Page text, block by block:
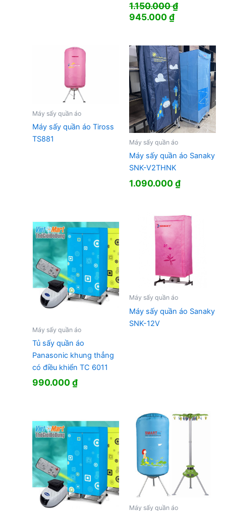
1.150.000₫
Giá
1.150.000 ₫.
945.000₫Giá
là:
945.000 ₫.
Máy sấy quần áo
Máy sấy quần áo Tiross
TS881
Máy sấy quần áo
Máy sấy quần áo Sanaky
SNK-V2THNK
1.090.000₫
Máy sấy quần áo
Tủ sấy quần áo
Panasonic khung thẳng
có điều khiển TC 6011
990.000₫
Máy sấy quần áo
Máy sấy quần áo Sanaky
SNK-12V
Máy sấy quần áo